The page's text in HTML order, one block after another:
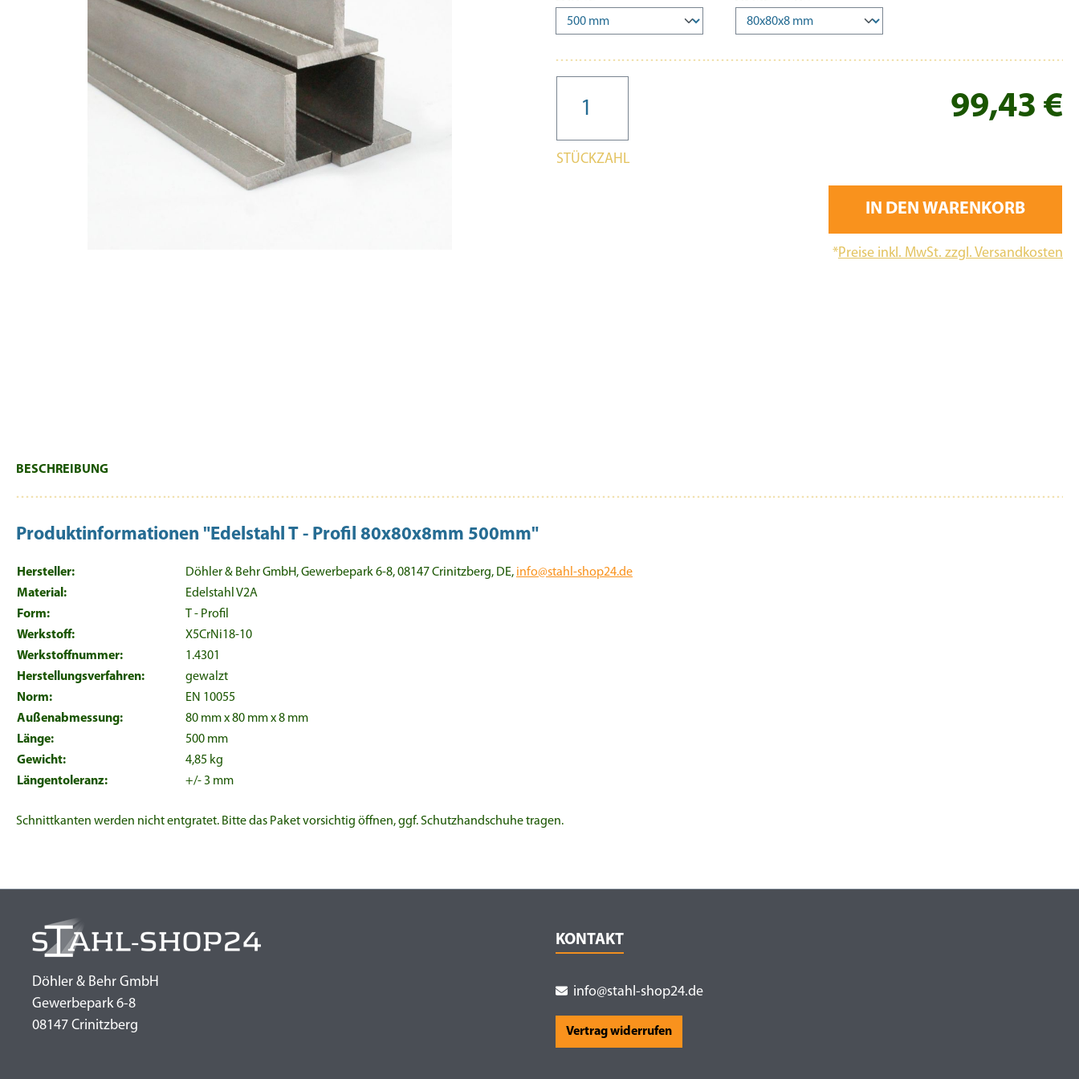
99,43 €
STÜCKZAHL
IN DEN WARENKORB
*Preise inkl. MwSt. zzgl. Versandkosten
BESCHREIBUNG
Produktinformationen "Edelstahl T - Profil 80x80x8mm 500mm"
Hersteller: Döhler & Behr GmbH, Gewerbepark 6-8, 08147 Crinitzberg, DE, info@stahl-shop24.de
Material:
Edelstahl V2A
Form:
T - Profil
Werkstoff:
X5CrNi18-10
Werkstoffnummer:
1.4301
Herstellungsverfahren:
gewalzt
Norm:
EN 10055
Außenabmessung:
80 mm x 80 mm x 8 mm
Länge:
500 mm
Gewicht:
4,85 kg
Längentoleranz:
+/- 3 mm
Schnittkanten werden nicht entgratet. Bitte das Paket vorsichtig öffnen, ggf. Schutzhandschuhe tragen.
Döhler & Behr GmbH
Gewerbepark 6-8
08147 Crinitzberg
KONTAKT
info@stahl-shop24.de
Vertrag widerrufen